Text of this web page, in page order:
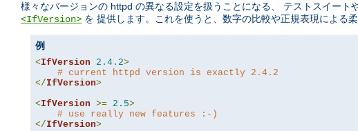
様々なバージョンの httpd の異なる設定を扱うことになる、 テストスイー
<IfVersion> を 提供します。これを使うと、数字の比較や正規表現による
例
<IfVersion 2.4 . 2>
# current httpd version is exactly 2.4.2
</IfVersion>
<IfVersion >= 2.5>
# use really new features :-)
</IfVersion>